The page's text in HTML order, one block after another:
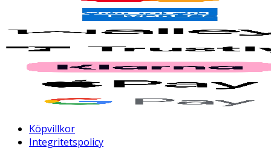
Köpvillkor
Integritetspolicy